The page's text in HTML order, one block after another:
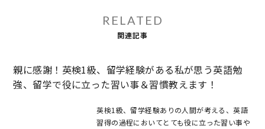
RELATED
関連記事
親に感謝！英検1級、留学経験がある私が思う英語勉
強、留学で役に立った習い事＆習慣教えます！
英検1級、留学経験ありの人間が考える、英語
習得の過程においてとても役に立った習い事や